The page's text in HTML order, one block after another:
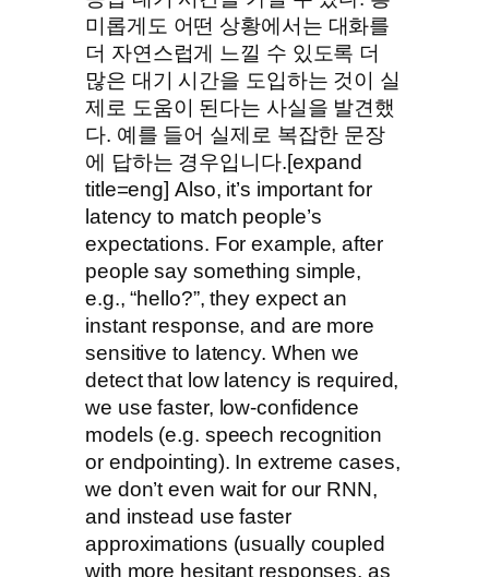
미롭게도 어떤 상황에서는 대화를
더 자연스럽게 느낄 수 있도록 더
많은 대기 시간을 도입하는 것이 실
제로 도움이 된다는 사실을 발견했
다. 예를 들어 실제로 복잡한 문장
에 답하는 경우입니다.[expand
title=eng] Also, it’s important for
latency to match people’s
expectations. For example, after
people say something simple,
e.g., “hello?”, they expect an
instant response, and are more
sensitive to latency. When we
detect that low latency is required,
we use faster, low-confidence
models (e.g. speech recognition
or endpointing). In extreme cases,
we don’t even wait for our RNN,
and instead use faster
approximations (usually coupled
with more hesitant responses, as